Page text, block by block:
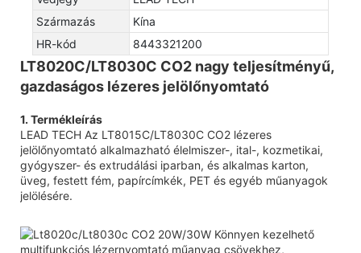
Származás
Kína
HR-kód
8443321200
LT8020C/LT8030C CO2 nagy teljesítményű,
gazdaságos lézeres jelölőnyomtató
1. Termékleírás
LEAD TECH Az LT8015C/LT8030C CO2 lézeres
jelölőnyomtató alkalmazható élelmiszer-, ital-, kozmetikai,
gyógyszer- és extrudálási iparban, és alkalmas karton,
üveg, festett fém, papírcímkék, PET és egyéb műanyagok
jelölésére.